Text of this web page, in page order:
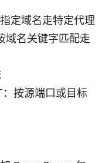
定域名走特定代理
域名关键字匹配走
按源端口或目标